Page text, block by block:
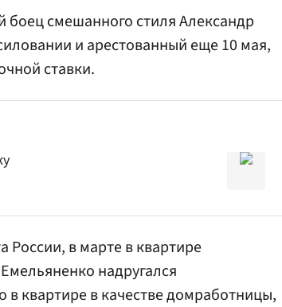
боец смешанного стиля Александр
и арестованный еще 10 мая,
ставки.
России, в марте в квартире
надругался
квартире в качестве домработницы,